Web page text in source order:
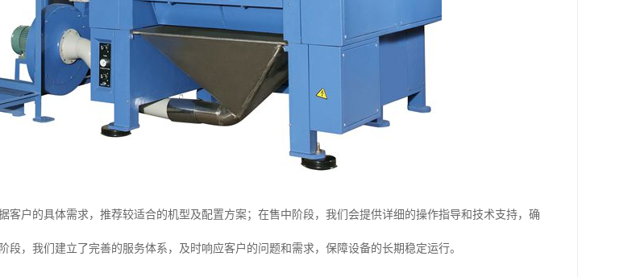
客户的具体需求，推荐较适合的机型及配置方案；在售中阶段，我们会提供详细的操作指导和技术支持，确
段，我们建立了完善的服务体系，及时响应客户的问题和需求，保障设备的长期稳定运行。